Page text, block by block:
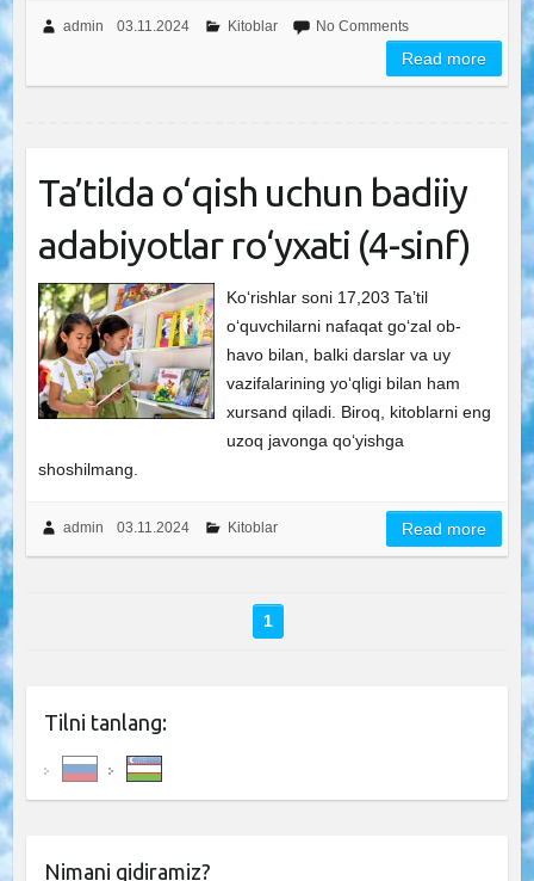
admin 03.11.2024 Kitoblar No Comments
Read more
Ta’tilda o‘qish uchun badiiy
adabiyotlar ro‘yxati (4-sinf)
Ko‘rishlar soni 17,203 Ta’til
o‘quvchilarni nafaqat go‘zal ob-
havo bilan, balki darslar va uy
vazifalarining yo‘qligi bilan ham
xursand qiladi. Biroq, kitoblarni eng
uzoq javonga qo‘yishga
shoshilmang.
admin 03.11.2024 Kitoblar Read more
1
Tilni tanlang:
Nimani qidiramiz?